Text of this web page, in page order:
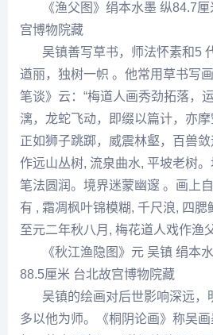
《渔父图》绢本水墨 纵84.7厘
宫博物院藏
吴镇善写草书，师法怀素和5
遒丽，独树一帜 。他常用草书写
笔谈》云：“梅道人画秀劲拓落，
漓，龙蛇飞动，即缀以篇计，亦摩
正如狮子跳踯，威震林壑，百兽
作远山丛树, 流泉曲水, 平坡老树。
笔法圆润。境界迷蒙幽邃 。画上
有 , 霜凋枫叶锦模糊, 千尺浪, 四腮
至元二年秋八月, 梅花道人戏作渔
《秋江渔隐图》元 吴镇 绢本水
88.5厘米 台北故宫博物院藏
吴镇的绘画对后世影响深远，
多以他为师。《桐阴论画》称吴